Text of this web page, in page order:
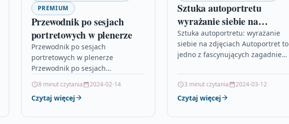
PREMIUM
Przewodnik po sesjach
portretowych w plenerze
Przewodnik po sesjach
portretowych w plenerze
Przewodnik po sesjach
Wybierając się na sesję
portretową w plenerze, warto
8 minut czytania 2024-02-14
Czytaj więcej
Sztuka autoportretu
wyrażanie siebie na
zdjęciach
Sztuka autoportretu: wyrażanie
siebie na zdjęciach Autoportret to
jedno z fascynujących zagadnień
nie tylko sposób na utrwalenie
swojego wyglądu,…
3 minut czytania 2024-03-12
Czytaj więcej